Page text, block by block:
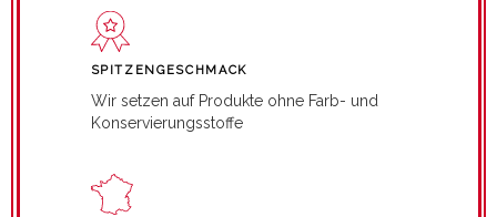
SPITZENGESCHMACK
Wir setzen auf Produkte ohne Farb- und
Konservierungsstoffe